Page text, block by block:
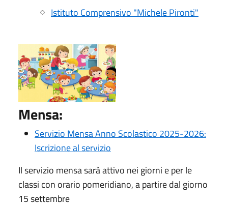
Istituto Comprensivo "Michele Pironti"
Mensa:
Servizio Mensa Anno Scolastico 2025-2026:
Iscrizione al servizio
Il servizio mensa sarà attivo nei giorni e per le
classi con orario pomeridiano, a partire dal giorno
15 settembre